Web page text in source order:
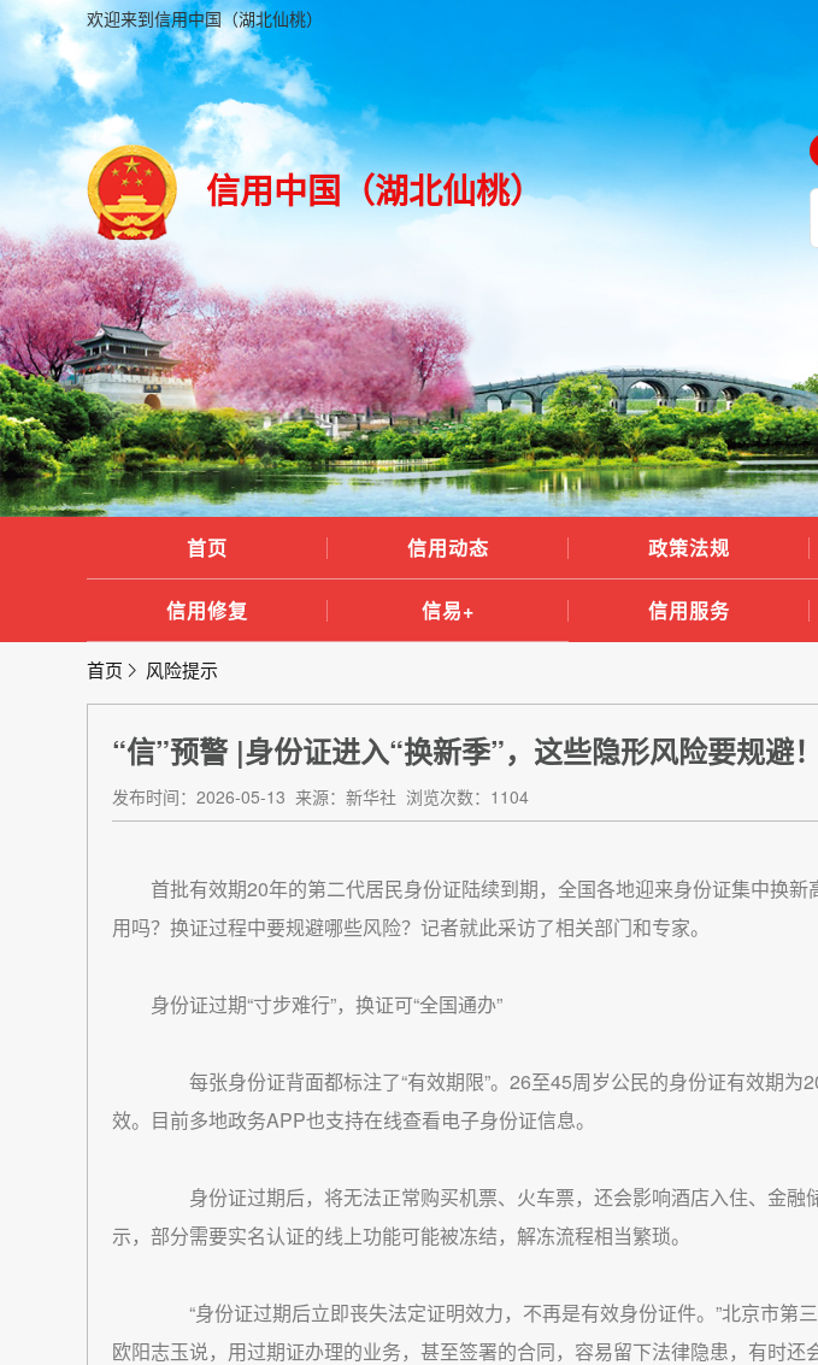
欢迎来到信用中国（湖北仙桃）
信用中国（湖北仙桃）
首页 信用动态 政策法规
信用修复 信易+ 信用服务
首页 风险提示
“信”预警 |身份证进入“换新季”，这些隐形风险要规避！
发布时间：2026-05-13 来源：新华社 浏览次数：1104
首批有效期20年的第二代居民身份证陆续到期，全国各地迎来身份证集中换
用吗？换证过程中要规避哪些风险？记者就此采访了相关部门和专家。
身份证过期“寸步难行”，换证可“全国通办”
每张身份证背面都标注了“有效期限”。26至45周岁公民的身份证有效期为
效。目前多地政务APP也支持在线查看电子身份证信息。
身份证过期后，将无法正常购买机票、火车票，还会影响酒店入住、金融
示，部分需要实名认证的线上功能可能被冻结，解冻流程相当繁琐。
“身份证过期后立即丧失法定证明效力，不再是有效身份证件。”北京市第
欧阳志玉说，用过期证办理的业务，甚至签署的合同，容易留下法律隐患，有时还